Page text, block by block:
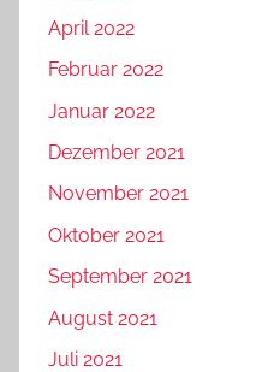
April 2022
Februar 2022
Januar 2022
Dezember 2021
November 2021
Oktober 2021
September 2021
August 2021
Juli 2021